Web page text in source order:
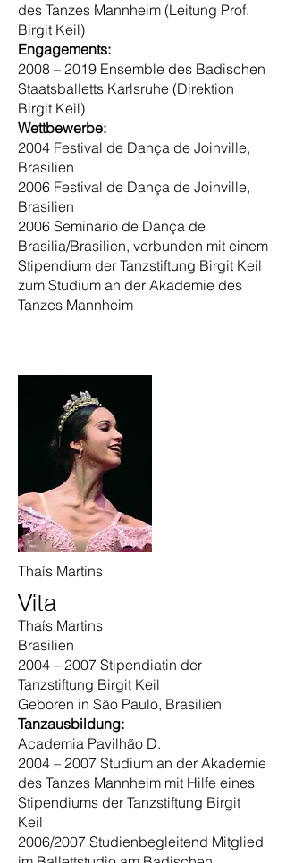
des Tanzes Mannheim (Leitung Prof.
Birgit Keil)
Engagements:
2008 – 2019 Ensemble des Badischen
Staatsballetts Karlsruhe (Direktion
Birgit Keil)
Wettbewerbe:
2004 Festival de Dança de Joinville,
Brasilien
2006 Festival de Dança de Joinville,
Brasilien
2006 Seminario de Dança de
Brasilia/Brasilien, verbunden mit einem
Stipendium der Tanzstiftung Birgit Keil
zum Studium an der Akademie des
Tanzes Mannheim
Thaís Martins
Vita
Thaís Martins
Brasilien
2004 – 2007 Stipendiatin der
Tanzstiftung Birgit Keil
Geboren in São Paulo, Brasilien
Tanzausbildung:
Academia Pavilhão D.
2004 – 2007 Studium an der Akademie
des Tanzes Mannheim mit Hilfe eines
Stipendiums der Tanzstiftung Birgit
Keil
2006/2007 Studienbegleitend Mitglied